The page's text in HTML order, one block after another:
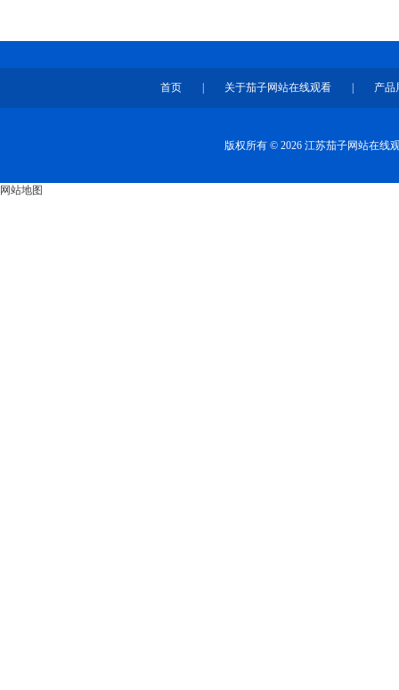
首页 关于茄子网站在线观看 产品
版权所有 © 2026 江苏茄子网站在线
网站地图